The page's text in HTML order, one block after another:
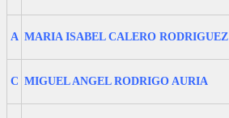
A MARIA ISABEL CALERO RODRIGUEZ
C MIGUEL ANGEL RODRIGO AURIA